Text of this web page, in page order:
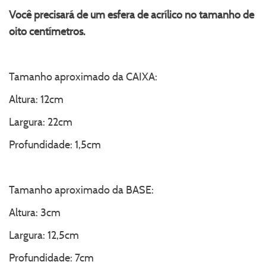
Você precisará de um esfera de acrílico no tamanho de
oito centímetros.
Tamanho aproximado da CAIXA:
Altura: 12cm
Largura: 22cm
Profundidade: 1,5cm
Tamanho aproximado da BASE:
Altura: 3cm
Largura: 12,5cm
Profundidade: 7cm